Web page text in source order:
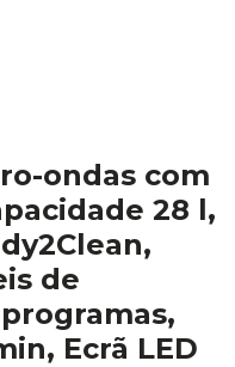
ondas com
28 l,
de
Ecrã LED